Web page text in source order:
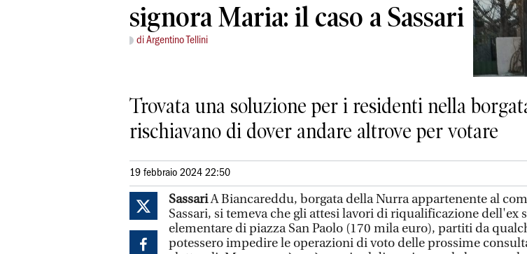
signora Maria: il caso a Sassari
di Argentino Tellini
Trovata una soluzione per i residenti nella
rischiavano di dover andare altrove per votare
19 febbraio 2024 22:50
SassariA Biancareddu, borgata della Nurra appartenente al
Sassari, si temeva che gli attesi lavori di riqualificazione dell'ex
elementare di piazza San Paolo (170 mila euro), partiti da
potessero impedire le operazioni di voto delle prossime